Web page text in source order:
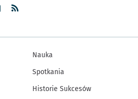
Nauka
Spotkania
Historie Sukcesów